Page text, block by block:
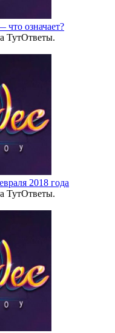
что означает?
ТутОтветы.
2018 года
ТутОтветы.